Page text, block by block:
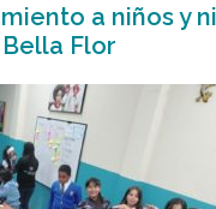
a niños y
Flor